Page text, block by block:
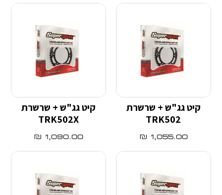
קיט גג"ש + שרשרת
TRK502
1,055.00
₪
קיט גג"ש + שרשרת
TRK502X
1,090.00
₪